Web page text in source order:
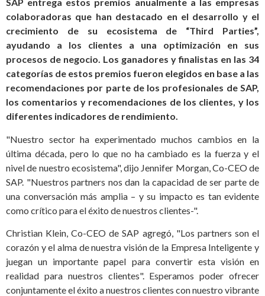
colaboradoras que han destacado en el desarrollo y el
crecimiento de su ecosistema de “Third Parties”,
ayudando a los clientes a una optimización en sus
procesos de negocio. Los ganadores y finalistas en las 34
categorías de estos premios fueron elegidos en base a las
recomendaciones por parte de los profesionales de SAP,
los comentarios y recomendaciones de los clientes, y los
diferentes indicadores de rendimiento.
"Nuestro sector ha experimentado muchos cambios en la
última década, pero lo que no ha cambiado es la fuerza y el
nivel de nuestro ecosistema", dijo Jennifer Morgan, Co-CEO de
SAP. "Nuestros partners nos dan la capacidad de ser parte de
una conversación más amplia – y su impacto es tan evidente
como crítico para el éxito de nuestros clientes-".
Christian Klein, Co-CEO de SAP agregó, "Los partners son el
corazón y el alma de nuestra visión de la Empresa Inteligente y
juegan un importante papel para convertir esta visión en
realidad para nuestros clientes". Esperamos poder ofrecer
conjuntamente el éxito a nuestros clientes con nuestro vibrante